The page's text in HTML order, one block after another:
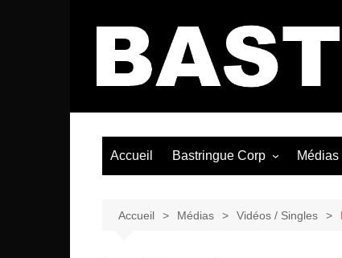
Accueil Bastringue Corp Médias
Accueil Médias Vidéos / Singles